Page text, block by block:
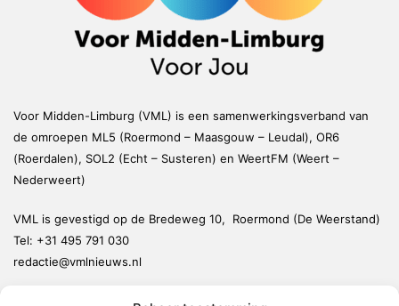
Voor Midden-Limburg (VML) is een samenwerkingsverband van
de omroepen ML5 (Roermond – Maasgouw – Leudal), OR6
(Roerdalen), SOL2 (Echt – Susteren) en WeertFM (Weert –
Nederweert)
VML is gevestigd op de Bredeweg 10, Roermond (De Weerstand)
Tel: +31 495 791 030
redactie@vmlnieuws.nl